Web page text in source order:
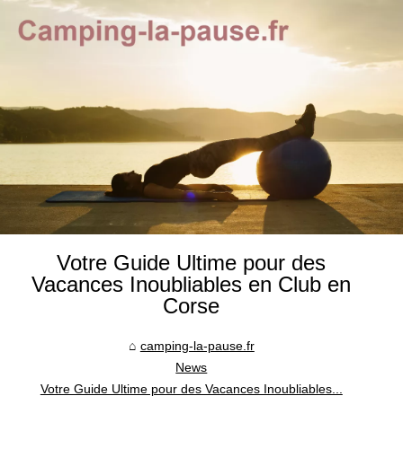
Votre Guide Ultime pour des
Vacances Inoubliables en Club en
Corse
camping-la-pause.fr
News
Votre Guide Ultime pour des Vacances Inoubliables...